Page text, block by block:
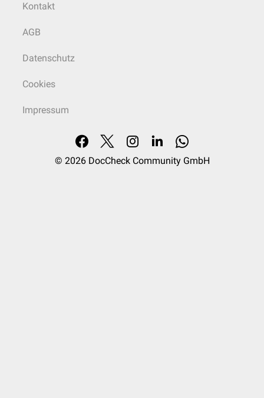
Kontakt
AGB
Datenschutz
Cookies
Impressum
© 2026 DocCheck Community GmbH